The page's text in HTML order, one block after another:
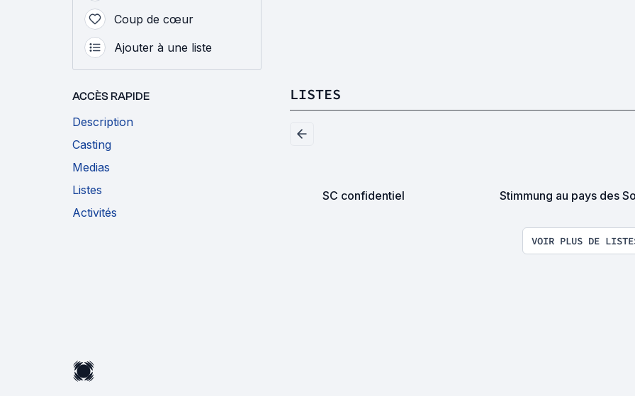
Coup de cœur
Ajouter à une liste
ACCÈS RAPIDE
Description
Casting
Medias
Listes
Activités
LISTES
SC confidentiel Stimmung au pays des
VOIR PLUS DE